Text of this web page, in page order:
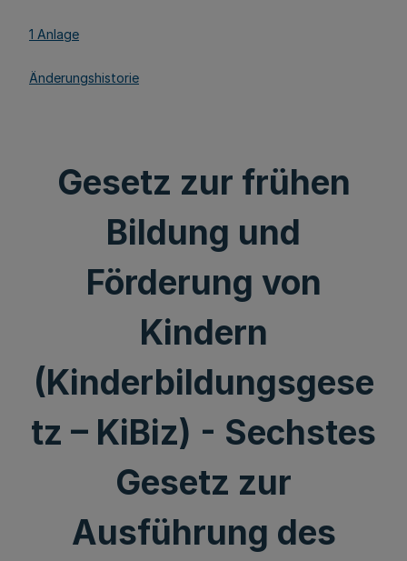
1 Anlage
Änderungshistorie
Gesetz zur frühen
Bildung und
Förderung von
Kindern
(Kinderbildungsgese
tz – KiBiz) - Sechstes
Gesetz zur
Ausführung des